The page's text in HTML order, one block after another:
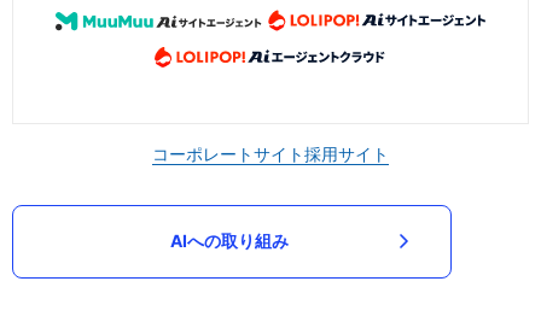
コーポレートサイト採用サイト
AIへの取り組み